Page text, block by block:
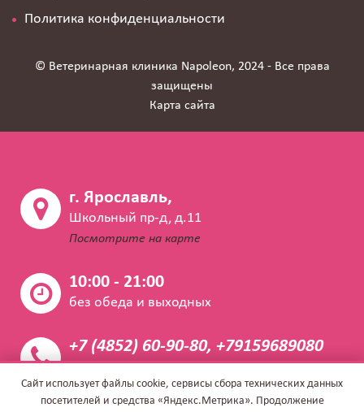
Политика конфиденциальности
© Ветеринарная клиника Napoleon, 2024 - Все права
защищены
Карта сайта
г. Ярославль,
Школьный пр-д, д.11
Посмотрите на карте
10:00 - 21:00
без обеда и выходных
+7 (4852) 60-90-80, +79159689080
Закажите звонок
Сайт использует файлы cookie, сервисы сбора технических данных
посетителей и средства «Яндекс.Метрика». Продолжение